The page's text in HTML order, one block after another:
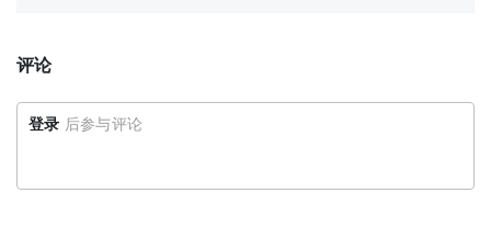
评论
登录 后参与评论